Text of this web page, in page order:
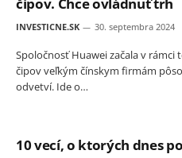
INVESTICNE.SK 30. septembra 2024
Spoločnosť Huawei začala v rámci
čipov veľkým čínskym firmám
odvetví. Ide o…
10 vecí, o ktorých dnes